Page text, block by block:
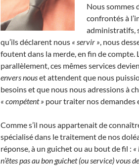
Nous sommes
confrontés à
administratifs,
qu’ils déclarent nous « servir », nous
foutent dans la merde, en fin de compte.
parallèlement, ces mêmes services
envers nouset attendent que nous
besoins et que nous nous adressions à
« compétent » pour traiter nos demandes
Comme s’il nous appartenait de
spécialisé dans le traitement de nos
réponse, à un guichet ou au bout de fil : «
n’êtes pas au bon guichet (ou service) vous